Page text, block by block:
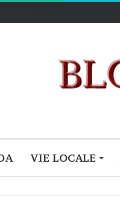
VIE LOCALE